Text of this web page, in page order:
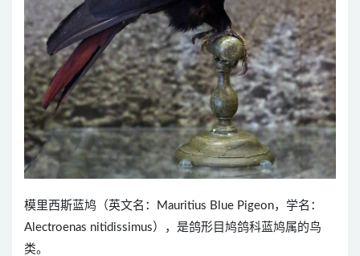
模里西斯蓝鸠（英文名：Mauritius Blue Pigeon，学名：
Alectroenas nitidissimus），是鸽形目鸠鸽科蓝鸠属的鸟
类。